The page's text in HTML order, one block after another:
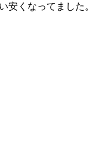
くなってました。